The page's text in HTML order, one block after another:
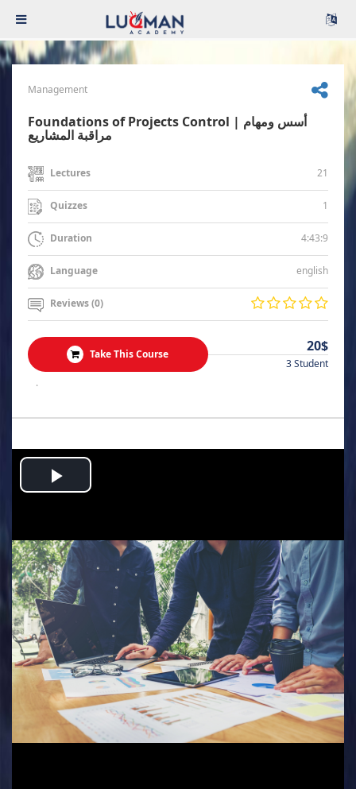
Management
Foundations of Projects Control | أسس ومهام
مراقبة المشاريع
Lectures 21
Quizzes 1
Duration 4:43:9
Language english
Reviews (0)
Take This Course 20$
3 Student
.
Play